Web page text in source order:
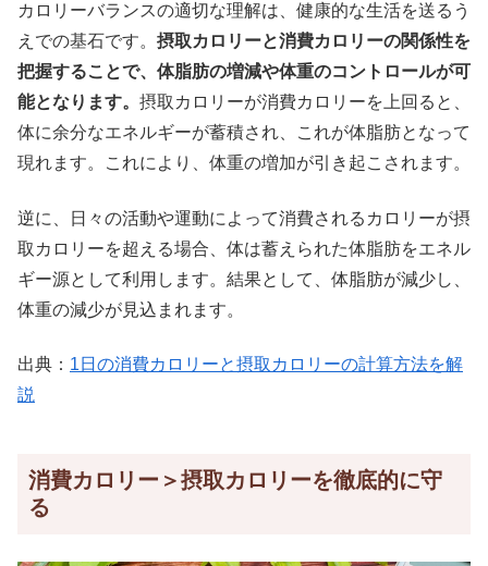
カロリーバランスの適切な理解は、健康的な生活を送るう
えでの基石です。 摂取カロリーと消費カロリーの関係性を
把握することで、体脂肪の増減や体重のコントロールが可
能となります。 摂取カロリーが消費カロリーを上回ると、
体に余分なエネルギーが蓄積され、これが体脂肪となって
現れます。これにより、体重の増加が引き起こされます。
逆に、日々の活動や運動によって消費されるカロリーが摂
取カロリーを超える場合、体は蓄えられた体脂肪をエネル
ギー源として利用します。結果として、体脂肪が減少し、
体重の減少が見込まれます。
出典： 1日の消費カロリーと摂取カロリーの計算方法を解
説
消費カロリー＞摂取カロリーを徹底的に守
る